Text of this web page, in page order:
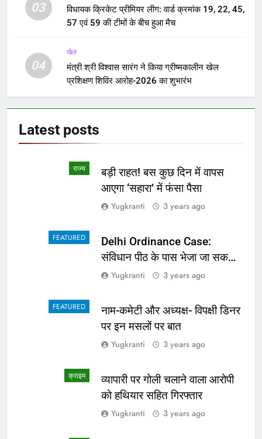
03
विधायक क्रिकेट प्रीमियर लीग: वार्ड क्रमांक 19, 22, 45,
57 एवं 59 की टीमों के बीच हुआ मैच
04
खेल
मंत्री श्री विश्वास सारंग ने किया ग्रीष्मकालीन खेल
प्रशिक्षण शिविर आरोह-2026 का शुभारंभ
Latest posts
राज्य
बड़ी राहत! बस कुछ दिन में वापस
आएगा ‘सहारा’ में फंसा पैसा
Yugkranti 3 years ago
FEATURED
Delhi Ordinance Case:
संविधान पीठ के पास भेजा जा सकता
है अध्यादेश का मामला
Yugkranti 3 years ago
FEATURED
नाम-कमेटी और अध्यक्ष- विपक्षी डिनर
पर इन मसलों पर बात
Yugkranti 3 years ago
क्राइम
व्यापारी पर गोली चलाने वाला आरोपी
को हथियार सहित गिरफ्तार
Yugkranti 3 years ago